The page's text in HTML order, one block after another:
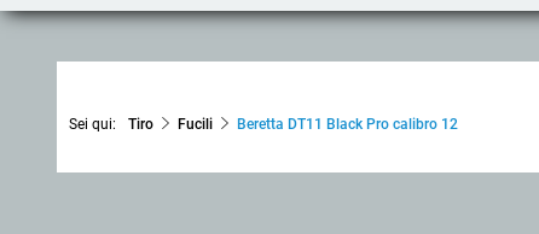
Sei qui: Tiro Fucili Beretta DT11 Black Pro calibro 12